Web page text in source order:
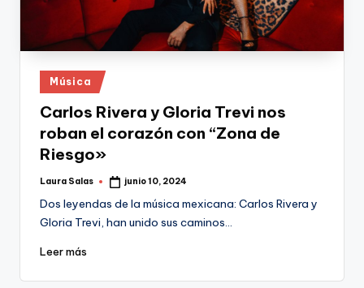
Publicado
en
Música
Carlos Rivera y Gloria Trevi nos
roban el corazón con “Zona de
Riesgo»
Publicado
Laura Salas junio 10, 2024
Dos leyendas de la música mexicana: Carlos Rivera y
Gloria Trevi, han unido sus caminos…
Leer más